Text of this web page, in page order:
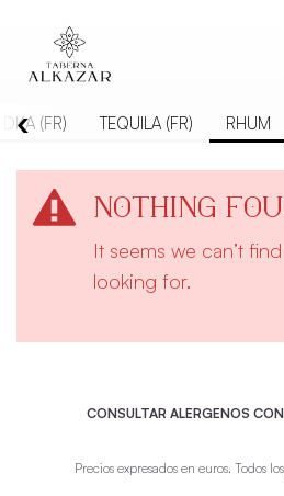
(FR) TEQUILA (FR) RHUM
‹
Nothing
It seems we can’t
looking for.
CONSULTAR ALERGENOS
Precios expresados en euros. Todos